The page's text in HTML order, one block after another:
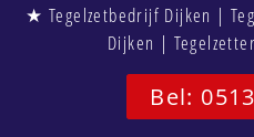
★ Tegelzetbedrijf Dijken |
Dijken |
Bel: